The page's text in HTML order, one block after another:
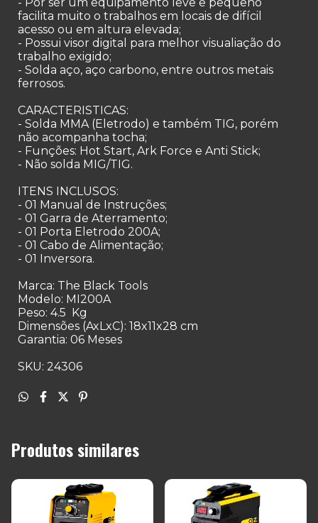
facilita muito o trabalhos em locais de difícil
acesso ou em altura elevada;
- Possui visor digital para melhor visualiação do
trabalho exigido;
- Solda aço, aço carbono, entre outros metais
ferrosos.
CARACTERISTICAS:
- Solda MMA (Eletrodo) e também TIG, porém
não acompanha tocha;
- Funções: Hot Start, Ark Force e Anti Stick;
- Não solda MIG/TIG.
ITENS INCLUSOS:
- 01 Manual de Instruções;
- 01 Garra de Aterramento;
- 01 Porta Eletrodo 200A;
- 01 Cabo de Alimentação;
- 01 Inversora.
Marca: The Black Tools
Modelo: MI200A
Peso: 4.5 Kg
Dimensões (AxLxC): 18x11x28 cm
Garantia: 06 Meses
SKU: 24306
Produtos similares